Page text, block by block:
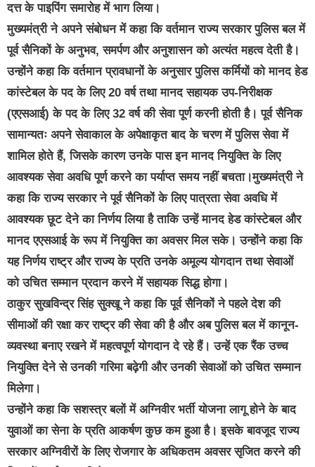
दत्त के पाइपिंग समारोह में भाग लिया।
मुख्यमंत्री ने अपने संबोधन में कहा कि वर्तमान राज्य सरकार पुलिस बल में
पूर्व सैनिकों के अनुभव, समर्पण और अनुशासन को अत्यंत महत्व देती है।
उन्होंने कहा कि वर्तमान प्रावधानों के अनुसार पुलिस कर्मियों को मानद हेड
कांस्टेबल के पद के लिए 20 वर्ष तथा मानद सहायक उप-निरीक्षक
(एएसआई) के पद के लिए 32 वर्ष की सेवा पूर्ण करनी होती है। पूर्व सैनिक
सामान्यतः अपने सेवाकाल के अपेक्षाकृत बाद के चरण में पुलिस सेवा में
शामिल होते हैं, जिसके कारण उनके पास इन मानद नियुक्ति के लिए
आवश्यक सेवा अवधि पूर्ण करने का पर्याप्त समय नहीं बचता।मुख्यमंत्री ने
कहा कि राज्य सरकार ने पूर्व सैनिकों के लिए पात्रता सेवा अवधि में
आवश्यक छूट देने का निर्णय लिया है ताकि उन्हें मानद हेड कांस्टेबल और
मानद एएसआई के रूप में नियुक्ति का अवसर मिल सके। उन्होंने कहा कि
यह निर्णय राष्ट्र और राज्य के प्रति उनके अमूल्य योगदान तथा सेवाओं
को उचित सम्मान प्रदान करने में सहायक सिद्ध होगा।
ठाकुर सुखविन्द्र सिंह सुक्खू ने कहा कि पूर्व सैनिकों ने पहले देश की
सीमाओं की रक्षा कर राष्ट्र की सेवा की है और अब पुलिस बल में कानून-
व्यवस्था बनाए रखने में महत्वपूर्ण योगदान दे रहे हैं। उन्हें एक रैंक उच्च
नियुक्ति देने से उनकी गरिमा बढ़ेगी और उनकी सेवाओं को उचित सम्मान
मिलेगा।
उन्होंने कहा कि सशस्त्र बलों में अग्निवीर भर्ती योजना लागू होने के बाद
युवाओं का सेना के प्रति आकर्षण कुछ कम हुआ है। इसके बावजूद राज्य
सरकार अग्निवीरों के लिए रोजगार के अधिकतम अवसर सृजित करने की